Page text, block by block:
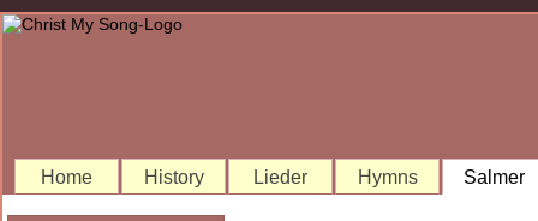
Home History Lieder Hymns Salmer